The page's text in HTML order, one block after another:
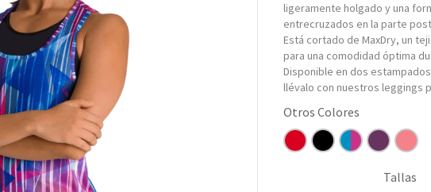
ligeramente holgado y una
entrecruzados en la parte
Está cortado de MaxDry, un
para una comodidad óptima
Disponible en dos
llévalo con nuestros leggings
Tallas